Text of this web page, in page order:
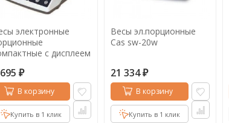
электронные
с дисплеем
₽
В корзину
Купить в 1 клик
Весы эл.порционные
Cas sw-20w
21 334 ₽
В корзину
Купить в 1 клик